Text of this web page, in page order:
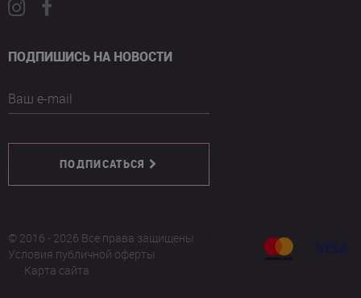
ПОДПИШИСЬ НА НОВОСТИ
Ваш e-mail
ПОДПИСАТЬСЯ
© 2016 - 2026 Все права защищены
Условия публичной оферты
Карта сайта